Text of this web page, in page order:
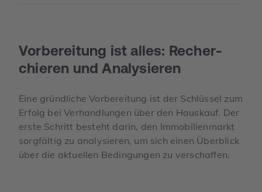
Vorbereitung ist alles: Recher­
chieren und Analysieren
Eine gründliche Vorbereitung ist der Schlüssel zum
Erfolg bei Verhandlungen über den Hauskauf. Der
erste Schritt besteht darin, den Immobilienmarkt
sorgfältig zu analysieren, um sich einen Überblick
über die aktuellen Bedingungen zu verschaffen.